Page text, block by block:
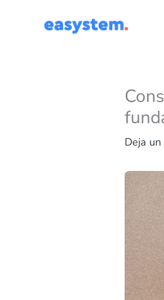
Deja